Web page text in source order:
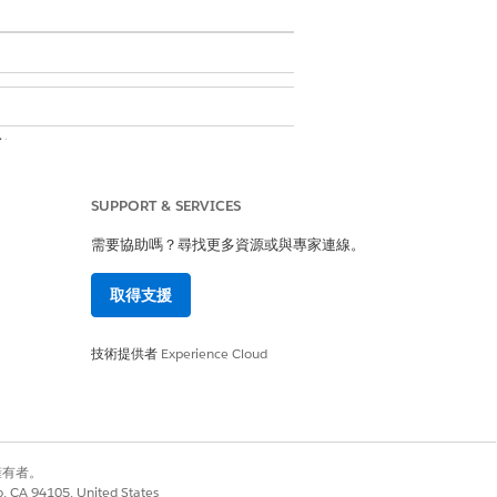
,請將其取代為延伸的
SUPPORT & SERVICES
需要協助嗎？尋找更多資源或與專家連線。
取得支援
技術提供者 Experience Cloud
者。
CA 94105, United States